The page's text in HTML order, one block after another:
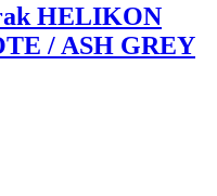
HELIKON
/ ASH GREY